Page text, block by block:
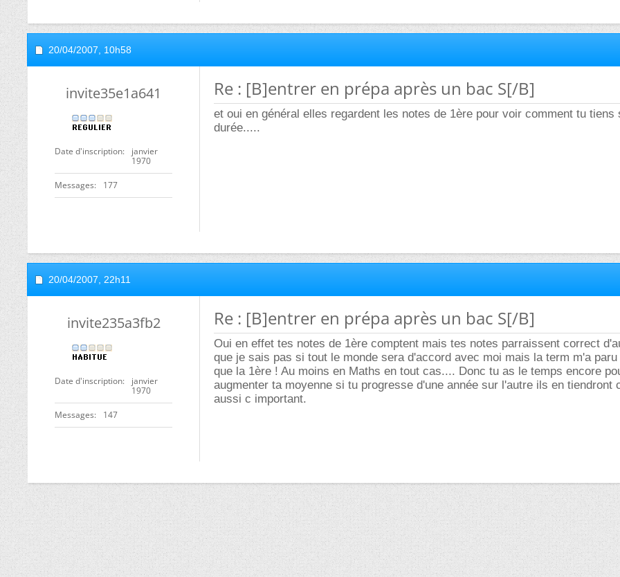
20/04/2007, 10h58
invite35e1a641
Date d'inscription
janvier
1970
Messages 177
Re : [B]entrer en prépa après un bac S[/B]
et oui en général elles regardent les notes de 1ère pour voir comment tu tiens
durée.....
20/04/2007, 22h11
invite235a3fb2
Date d'inscription
janvier
1970
Messages 147
Re : [B]entrer en prépa après un bac S[/B]
Oui en effet tes notes de 1ère comptent mais tes notes parraissent correct
que je sais pas si tout le monde sera d'accord avec moi mais la term m'a
que la 1ère ! Au moins en Maths en tout cas.... Donc tu as le temps encore
augmenter ta moyenne si tu progresse d'une année sur l'autre ils en tiendront
aussi c important.